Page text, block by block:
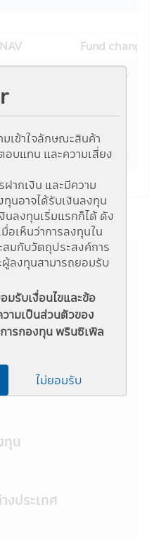
เข้าใจลักษณะสินค้า
บแทน และความเสี่ยง
ากเงิน และมีความ
นอาจได้รับเงินลงทุน
นลงทุนเริ่มแรกก็ได้ ดัง
อเห็นว่าการลงทุนใน
สมกับวัตถุประสงค์การ
ลงทุนสามารถยอมรับ
ษาข้อมูลในหนังสือชี้
วยลงทุน และทำความ
ยการลงทุน" "ประเภท
ตราส่วนการลงทุน"
นของกองทุนรวม" และ
ะควรเก็บใว้เป็นข้อมูล
หากต้องการทราบ
อหนังสือชี้ชวนส่วน
ถามรายละเอียดได้ที่
นุนการขายที่ได้รับการ
ทุกแห่ง
ทุนในหลักทรัพย์ หรือ
การ เช่นเดียวกับที่
ลักทรัพย์ หรือทรัพย์สิน
กณฑ์ที่สำนักงานคณะ
มรับเงื่อนไขและข้อ
ามเป็นส่วนตัวของ
รกองทุน พรินซิเพิล
ไม่ยอมรับ
NAV
Fund change
15.3610
15.2076
13.8360 -0.4069
ทุน
งประเทศ